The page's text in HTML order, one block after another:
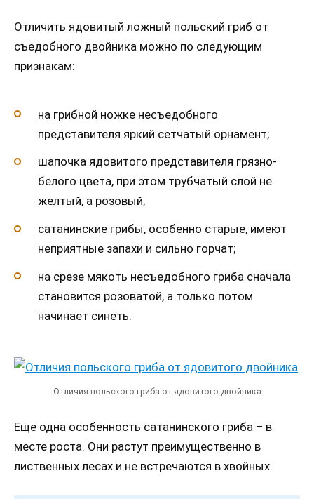
Отличить ядовитый ложный польский гриб от
съедобного двойника можно по следующим
признакам:
на грибной ножке несъедобного
представителя яркий сетчатый орнамент;
шапочка ядовитого представителя грязно-
белого цвета, при этом трубчатый слой не
желтый, а розовый;
сатанинские грибы, особенно старые, имеют
неприятные запахи и сильно горчат;
на срезе мякоть несъедобного гриба сначала
становится розоватой, а только потом
начинает синеть.
Отличия польского гриба от ядовитого двойника
Еще одна особенность сатанинского гриба – в
месте роста. Они растут преимущественно в
лиственных лесах и не встречаются в хвойных.